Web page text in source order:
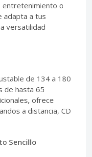
entretenimiento o
adapta a tus
versatilidad
de 134 a 180
de hasta 65
ofrece
a distancia, CD
Sencillo